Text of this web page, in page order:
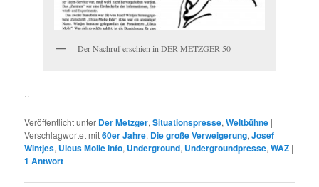
Der Nachruf erschien in DER METZGER 50
..
Veröffentlicht unter Der Metzger,Situationspresse,Weltbühne |
Verschlagwortet mit60er Jahre, Die große Verweigerung,Josef
Wintjes, Ulcus Molle Info, Underground, Undergroundpresse,WAZ |
1 Antwort